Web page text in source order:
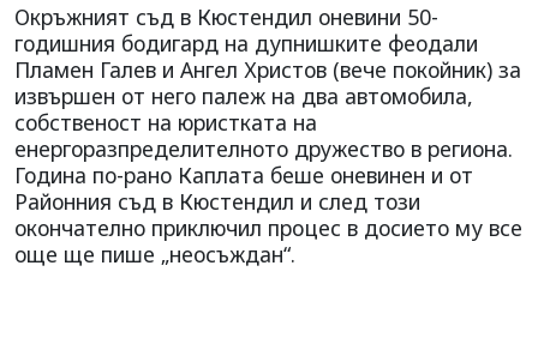
Окръжният съд в Кюстендил оневини 50-
годишния бодигард на дупнишките феодали
Пламен Галев и Ангел Христов (вече покойник) за
извършен от него палеж на два автомобила,
собственост на юристката на
енергоразпределителното дружество в региона.
Година по-рано Каплата беше оневинен и от
Районния съд в Кюстендил и след този
окончателно приключил процес в досието му все
още ще пише „неосъждан“.